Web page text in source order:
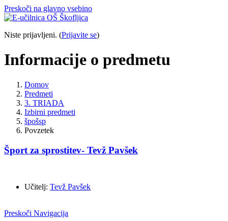
Preskoči na glavno vsebino
Niste prijavljeni. (Prijavite se)
Informacije o predmetu
Domov
Predmeti
3. TRIADA
Izbirni predmeti
špošsp
Povzetek
Šport za sprostitev- Tevž Pavšek
Učitelj: Tevž Pavšek
Preskoči Navigacija